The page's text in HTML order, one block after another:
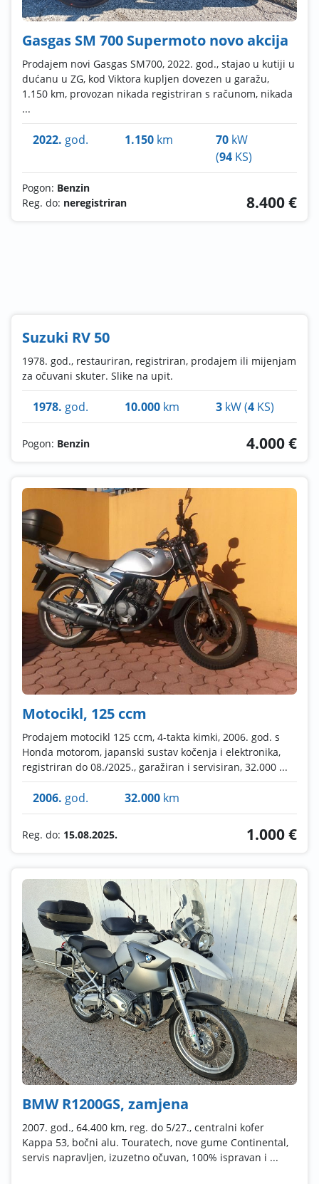
Gasgas SM 700 Supermoto novo akcija
Prodajem novi Gasgas SM700, 2022. god., stajao u kutiji u
dućanu u ZG, kod Viktora kupljen dovezen u garažu,
1.150 km, provozan nikada registriran s računom, nikada
...
2022. god. 1.150km 70 kW
(94 KS)
Pogon: Benzin
Reg. do: neregistriran 8.400 €
Suzuki RV 50
1978. god., restauriran, registriran, prodajem ili mijenjam
za očuvani skuter. Slike na upit.
1978. god. 10.000km 3 kW (4 KS)
Pogon: Benzin 4.000 €
Motocikl, 125 ccm
Prodajem motocikl 125 ccm, 4-takta kimki, 2006. god. s
Honda motorom, japanski sustav kočenja i elektronika,
registriran do 08./2025., garažiran i servisiran, 32.000 ...
2006. god. 32.000km
Reg. do: 15.08.2025. 1.000 €
BMW R1200GS, zamjena
2007. god., 64.400 km, reg. do 5/27., centralni kofer
Kappa 53, bočni alu. Touratech, nove gume Continental,
servis napravljen, izuzetno očuvan, 100% ispravan i ...